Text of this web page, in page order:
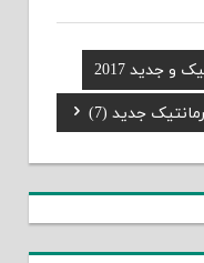
و جدید 2017
جدید (7)